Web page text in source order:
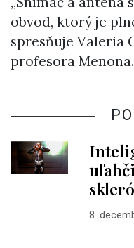
obvod, ktorý je
spresňuje Valeria
profesora Menona.
8.